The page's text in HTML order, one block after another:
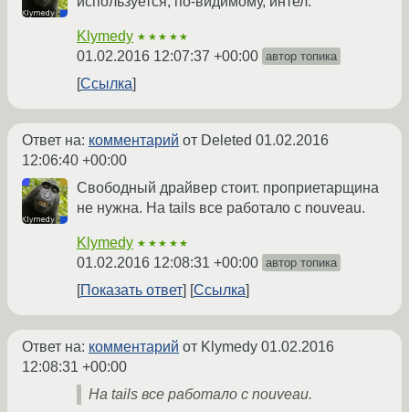
Klymedy ★★★★★
01.02.2016 12:07:37 +00:00 автор топика
Ссылка
Ответ на: комментарий от Deleted 01.02.2016
12:06:40 +00:00
Свободный драйвер стоит. проприетарщина
не нужна. На tails все работало с nouveau.
Klymedy ★★★★★
01.02.2016 12:08:31 +00:00 автор топика
Показать ответ Ссылка
Ответ на: комментарий от Klymedy 01.02.2016
12:08:31 +00:00
На tails все работало с nouveau.